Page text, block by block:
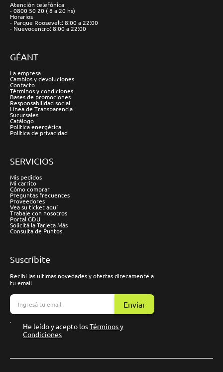
Atención telefónica
- 0800 50 20 ( 8 a 20 hs)
Horarios
- Parque Roosevelt: 8:00 a 22:00
- Nuevocentro: 8:00 a 22:00
GÉANT
La empresa
Cambios y devoluciones
Contacto
Términos y condiciones
Bases de promociones
Responsabilidad social
Línea de Transparencia
Sucursales
Catálogo
Política energética
Política de privacidad
SERVICIOS
Mis pedidos
Mi carrito
Cómo comprar
Preguntas frecuentes
Proveedores
Vea su ticket aquí
Trabaje con nosotros
Portal GDU
Solicitá la Tarjeta Más
Consulta de Puntos
Suscríbite
Recibí las ultimas novedades y ofertas direcamente a
tu email
Enviar
He leído y acepto losTérminos y
Condiciones